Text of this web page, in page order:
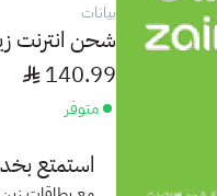
بيانات
شحن انترنت زين 25 جيجا + 25 يوتيوب
140.99
متوفر
استمتع